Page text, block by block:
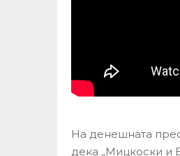
На денешната
дека „Мицкоски и